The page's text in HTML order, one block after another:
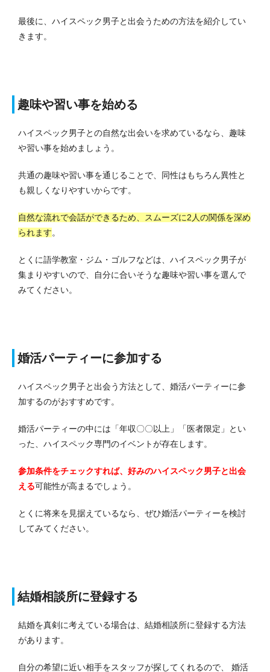
最後に、ハイスペック男子と出会うための方法を紹介してい
きます。
趣味や習い事を始める
ハイスペック男子との自然な出会いを求めているなら、趣味
や習い事を始めましょう。
共通の趣味や習い事を通じることで、同性はもちろん異性と
も親しくなりやすいからです。
自然な流れで会話ができるため、スムーズに2人の関係を深め
られます。
とくに語学教室・ジム・ゴルフなどは、ハイスペック男子が
集まりやすいので、自分に合いそうな趣味や習い事を選んで
みてください。
婚活パーティーに参加する
ハイスペック男子と出会う方法として、婚活パーティーに参
加するのがおすすめです。
婚活パーティーの中には「年収〇〇以上」「医者限定」とい
った、ハイスペック専門のイベントが存在します。
参加条件をチェックすれば、好みのハイスペック男子と出会
える可能性が高まるでしょう。
とくに将来を見据えているなら、ぜひ婚活パーティーを検討
してみてください。
結婚相談所に登録する
結婚を真剣に考えている場合は、結婚相談所に登録する方法
があります。
自分の希望に近い相手をスタッフが探してくれるので、 婚活